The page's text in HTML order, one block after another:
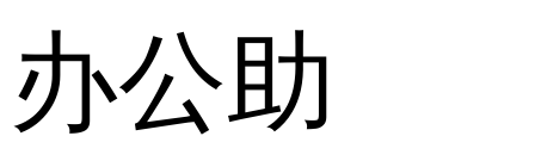
办公助